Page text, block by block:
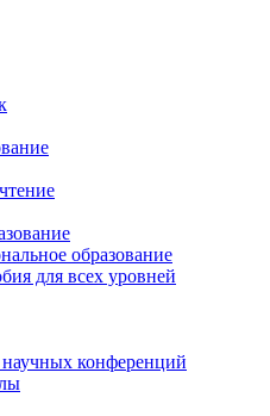
образование
для всех уровней
конференций